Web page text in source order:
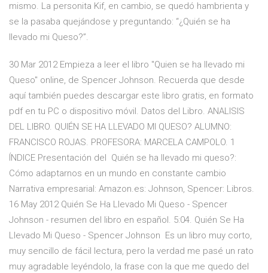
mismo. La personita Kif, en cambio, se quedó hambrienta y
se la pasaba quejándose y preguntando: “¿Quién se ha
llevado mi Queso?”.
30 Mar 2012 Empieza a leer el libro "Quien se ha llevado mi
Queso" online, de Spencer Johnson. Recuerda que desde
aquí también puedes descargar este libro gratis, en formato
pdf en tu PC o dispositivo móvil. Datos del Libro. ANALISIS
DEL LIBRO. QUIÉN SE HA LLEVADO MI QUESO? ALUMNO:
FRANCISCO ROJAS. PROFESORA: MARCELA CAMPOLO. 1
ÍNDICE Presentación del Quién se ha llevado mi queso?:
Cómo adaptarnos en un mundo en constante cambio
Narrativa empresarial: Amazon.es: Johnson, Spencer: Libros.
16 May 2012 Quién Se Ha Llevado Mi Queso - Spencer
Johnson - resumen del libro en español. 5:04. Quién Se Ha
Llevado Mi Queso - Spencer Johnson Es un libro muy corto,
muy sencillo de fácil lectura, pero la verdad me pasé un rato
muy agradable leyéndolo, la frase con la que me quedo del